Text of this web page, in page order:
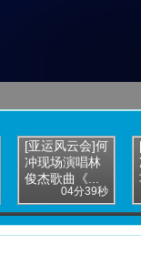
[亚运风云会]何
冲现场演唱林
俊杰歌曲《...
04分39秒